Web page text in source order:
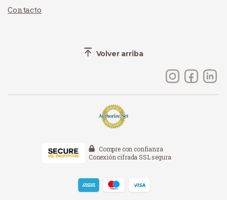
Contacto
Volver arriba
Compre con confianza
Conexión cifrada SSL segura